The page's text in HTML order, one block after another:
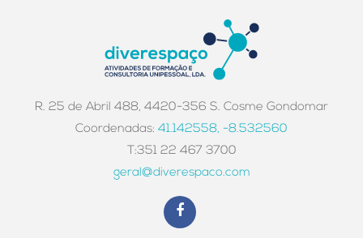
R. 25 de Abril 488, 4420-356 S. Cosme Gondomar
Coordenadas: 41.142558, -8.532560
T:351 22 467 3700
geral@diverespaco.com